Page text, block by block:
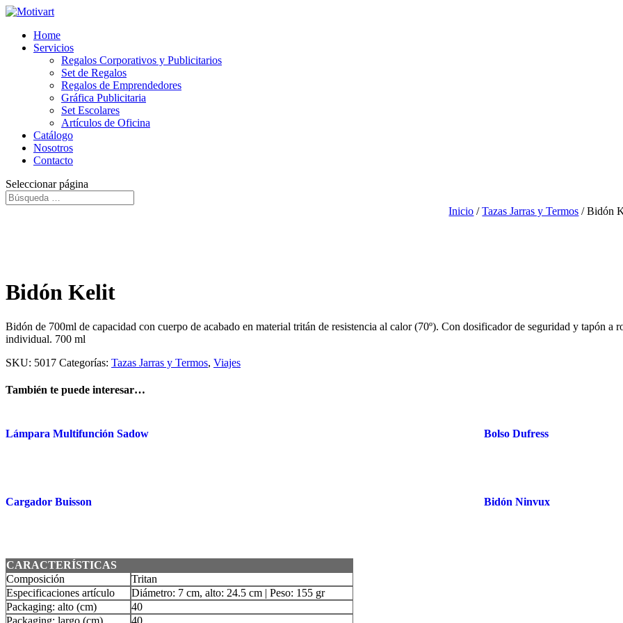
Home
Servicios
Regalos Corporativos y Publicitarios
Set de Regalos
Regalos de Emprendedores
Gráfica Publicitaria
Set Escolares
Artículos de Oficina
Catálogo
Nosotros
Contacto
Seleccionar página
Inicio /Tazas Jarras y Termos / Bidón
Bidón Kelit
Bidón de 700ml de capacidad con cuerpo de acabado en material tritán de resistencia al calor (70º). Con dosificador de seguridad y tapón a
individual. 700 ml
SKU: 5017 Categorías: Tazas Jarras y Termos, Viajes
También te puede interesar…
Lámpara Multifunción Sadow Bolso Dufress
Cargador Buisson Bidón Ninvux
CARACTERÍSTICAS
Composición
Tritan
Especificaciones artículo
Diámetro: 7 cm, alto: 24.5 cm | Peso: 155 gr
Packaging: alto (cm)
40